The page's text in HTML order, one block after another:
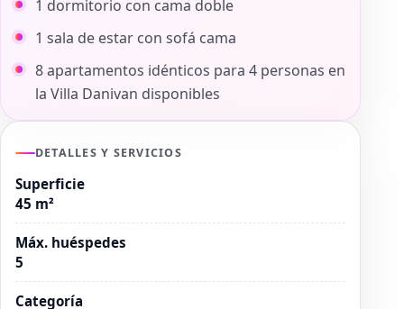
1 dormitorio con cama doble
1 sala de estar con sofá cama
8 apartamentos idénticos para 4 personas en
la Villa Danivan disponibles
DETALLES Y SERVICIOS
Superficie
45 m²
Máx. huéspedes
5
Categoría